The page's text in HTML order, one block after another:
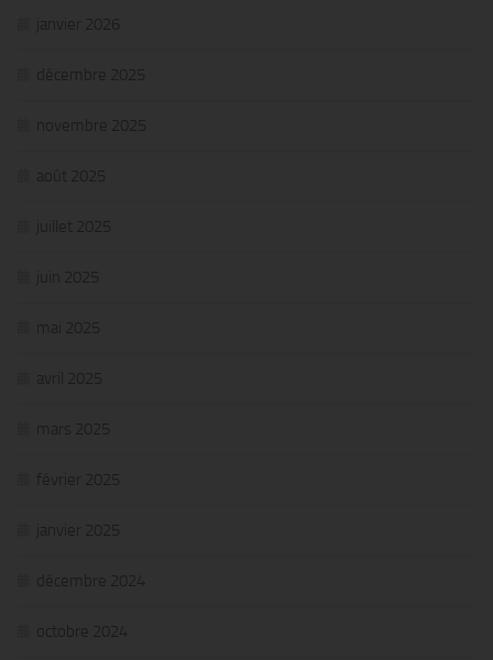
janvier 2026
décembre 2025
novembre 2025
août 2025
juillet 2025
juin 2025
mai 2025
avril 2025
mars 2025
février 2025
janvier 2025
décembre 2024
octobre 2024